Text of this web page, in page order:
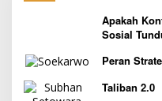
Apakah
Sosial
Peran
Taliban 2.0